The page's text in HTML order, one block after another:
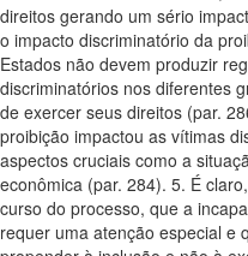
direitos gerando um sério
o impacto discriminatório da
Estados não devem produzir
discriminatórios nos diferentes
de exercer seus direitos (par.
proibição impactou as vítimas
aspectos cruciais como a
econômica (par. 284). 5. É
curso do processo, que a
requer uma atenção especial e